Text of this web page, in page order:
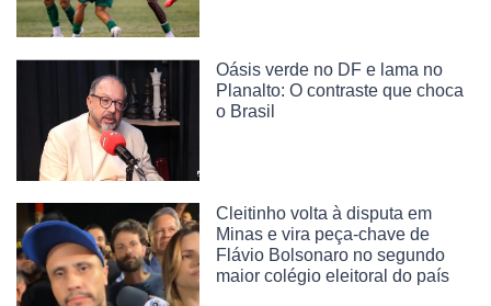
Oásis verde no DF e lama no
Planalto: O contraste que choca
o Brasil
Cleitinho volta à disputa em
Minas e vira peça-chave de
Flávio Bolsonaro no segundo
maior colégio eleitoral do país